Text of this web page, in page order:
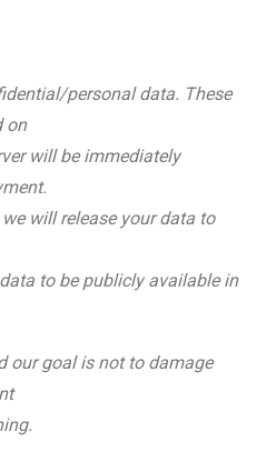
personal data. These
on
will be immediately
will release your data to
to be publicly available in
our goal is not to damage